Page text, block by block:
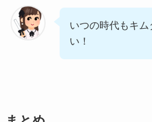
いつの時代もキ
い！